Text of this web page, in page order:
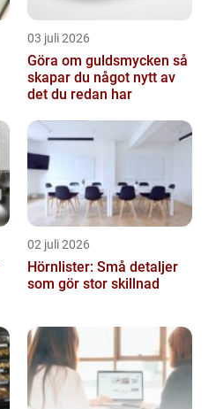
03 juli 2026
Göra om guldsmycken så
skapar du något nytt av
det du redan har
02 juli 2026
Hörnlister: Små detaljer
som gör stor skillnad